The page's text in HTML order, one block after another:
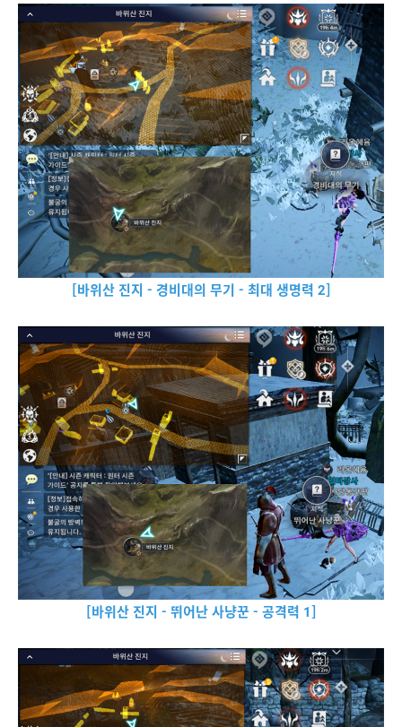
[바위산 진지 - 경비대의 무기 - 최대 생명력 2]
[바위산 진지 - 뛰어난 사냥꾼 - 공격력 1]